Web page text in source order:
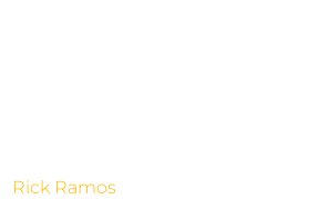
Rick Ramos